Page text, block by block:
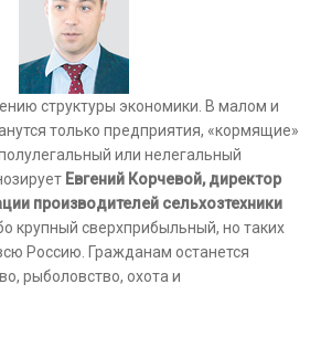
структуры экономики. В малом и
только предприятия, «кормящие»
или нелегальный
Евгений Корчевой, директор
производителей сельхозтехники
крупный сверхприбыльный, но таких
Россию. Гражданам останется
рыболовство, охота и